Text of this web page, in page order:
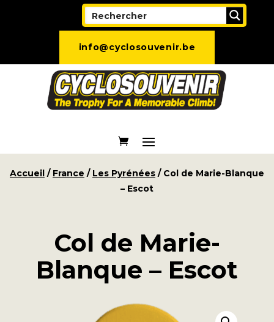
info@cyclosouvenir.be
Accueil/ France / Les Pyrénées/ Col de Marie-Blanque
– Escot
Col de Marie-
Blanque – Escot